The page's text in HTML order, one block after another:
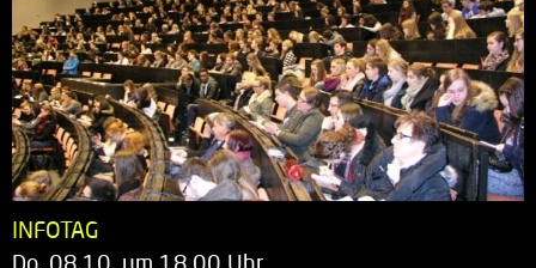
INFOTAG